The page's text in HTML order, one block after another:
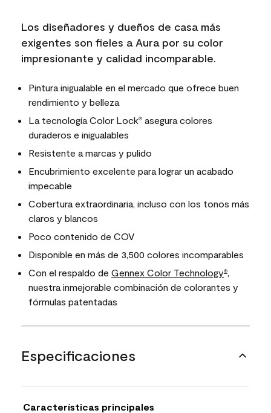
Los diseñadores y dueños de casa más
exigentes son fieles a Aura por su color
impresionante y calidad incomparable.
Pintura inigualable en el mercado que ofrece buen
rendimiento y belleza
La tecnología Color Lock® asegura colores
duraderos e inigualables
Resistente a marcas y pulido
Encubrimiento excelente para lograr un acabado
impecable
Cobertura extraordinaria, incluso con los tonos más
claros y blancos
Poco contenido de COV
Disponible en más de 3,500 colores incomparables
Con el respaldo de Gennex Color Technology®,
nuestra inmejorable combinación de colorantes y
fórmulas patentadas
Especificaciones
Características principales